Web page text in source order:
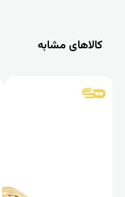
کالاهای مشابه